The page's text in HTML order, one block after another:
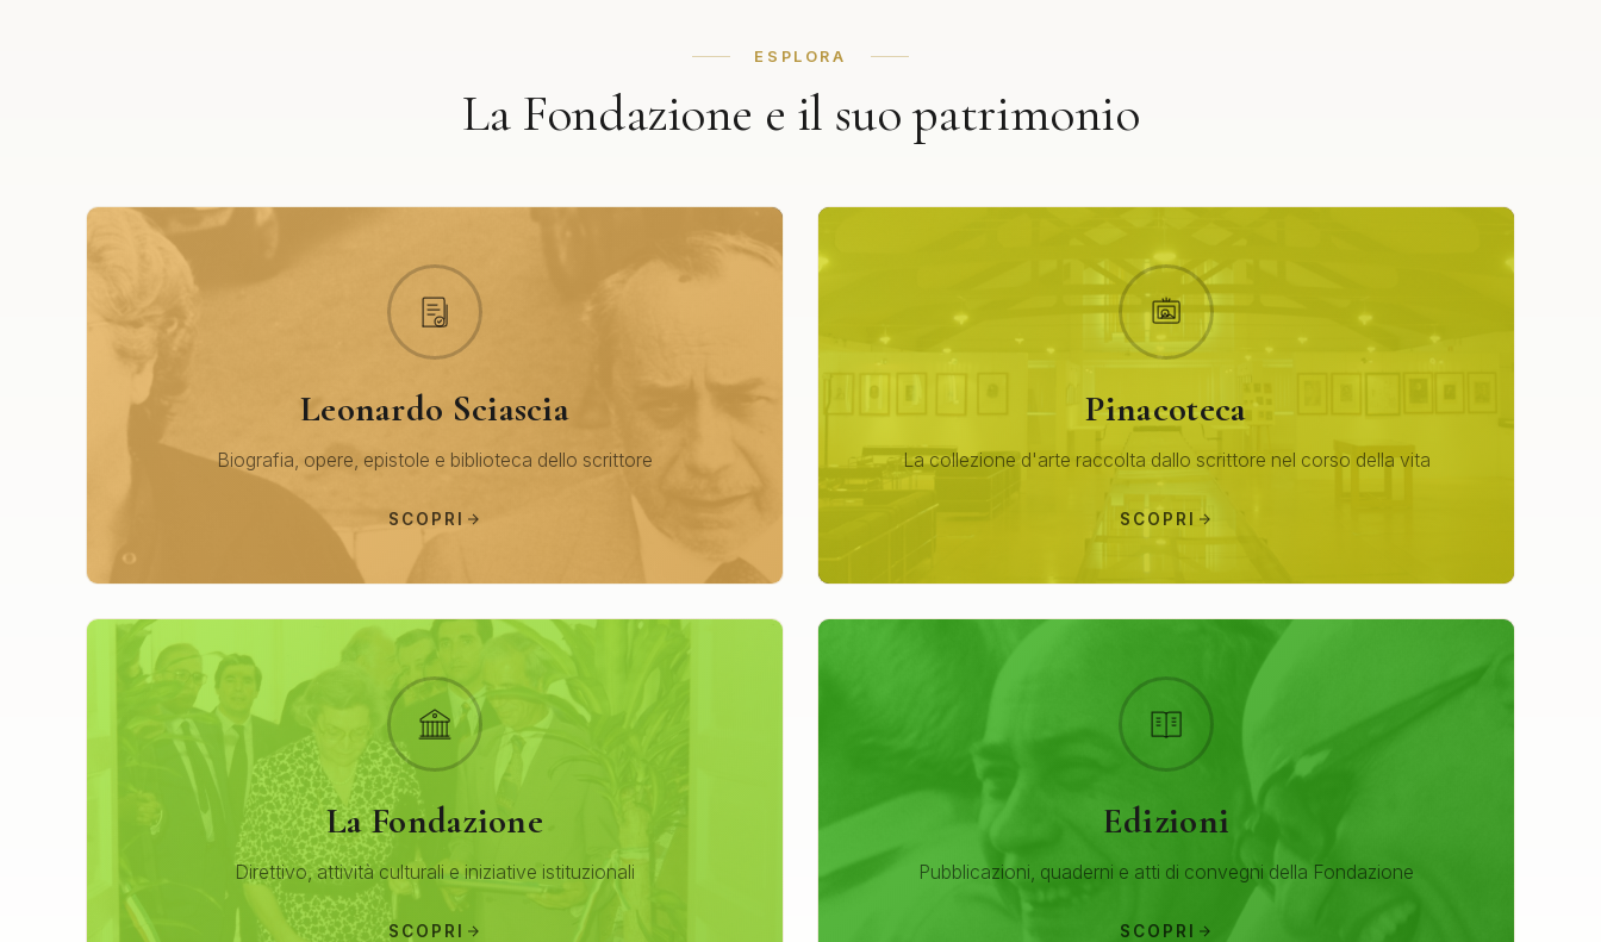
ESPLORA
La Fondazione e il suo patrimonio
Leonardo Sciascia
Biografia, opere, epistole e biblioteca dello scrittore
SCOPRI
Pinacoteca
La collezione d'arte raccolta dallo scrittore nel corso della vita
SCOPRI
La Fondazione
Direttivo, attività culturali e iniziative istituzionali
SCOPRI
Edizioni
Pubblicazioni, quaderni e atti di convegni della Fondazione
SCOPRI